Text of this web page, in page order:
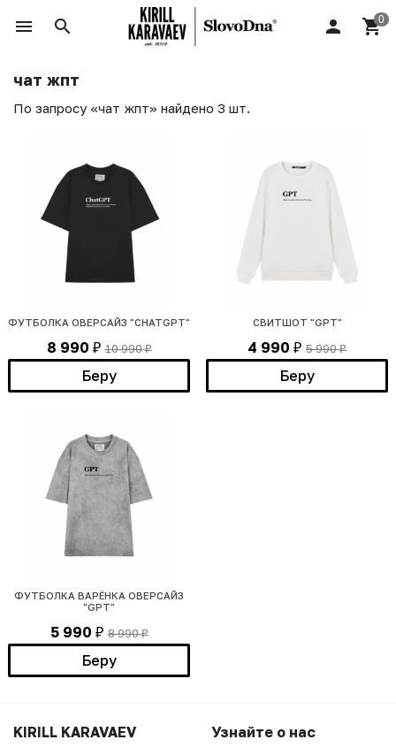
чат жпт
По запросу «чат жпт» найдено 3 шт.
ФУТБОЛКА ОВЕРСАЙЗ "CHATGPT"
8 990 ₽ 10 990₽
Беру
СВИТШОТ "GPT"
4 990 ₽ 5 990₽
Беру
ФУТБОЛКА ВАРЁНКА ОВЕРСАЙЗ
"GPT"
5 990 ₽ 8 990₽
Беру
KIRILL KARAVAEV Узнайте о нас